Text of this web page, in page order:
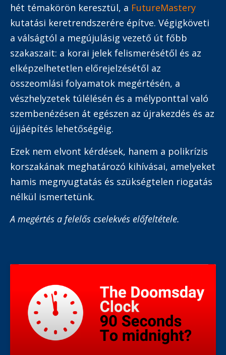
hét témakörön keresztül, a FutureMastery
kutatási keretrendszerére építve. Végigköveti
a válságtól a megújulásig vezető út főbb
szakaszait: a korai jelek felismerésétől és az
elképzelhetetlen előrejelzésétől az
összeomlási folyamatok megértésén, a
vészhelyzetek túlélésén és a mélyponttal való
szembenézésen át egészen az újrakezdés és az
újjáépítés lehetőségéig.
Ezek nem elvont kérdések, hanem a polikrízis
korszakának meghatározó kihívásai, amelyeket
hamis megnyugtatás és szükségtelen riogatás
nélkül ismertetünk.
A megértés a felelős cselekvés előfeltétele.